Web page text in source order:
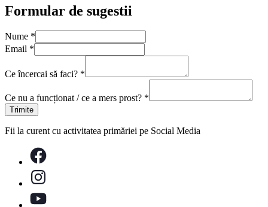
Formular de sugestii
Nume *
Email *
Ce încercai să faci? *
Ce nu a funcționat / ce a mers prost? *
Trimite
Fii la curent cu activitatea primăriei pe Social Media